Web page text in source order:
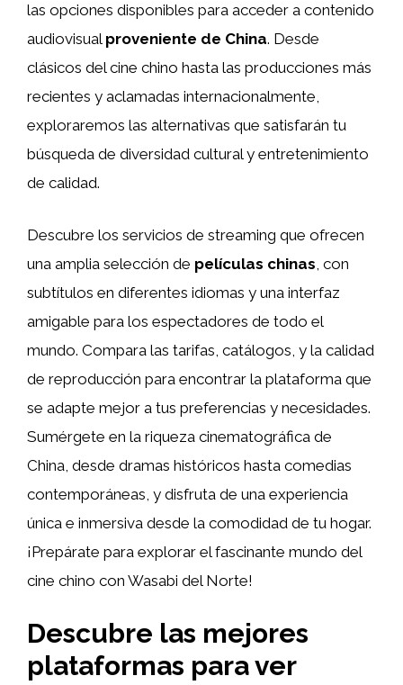
las opciones disponibles para acceder a contenido
audiovisual proveniente de China. Desde
clásicos del cine chino hasta las producciones más
recientes y aclamadas internacionalmente,
exploraremos las alternativas que satisfarán tu
búsqueda de diversidad cultural y entretenimiento
de calidad.
Descubre los servicios de streaming que ofrecen
una amplia selección de películas chinas , con
subtítulos en diferentes idiomas y una interfaz
amigable para los espectadores de todo el
mundo. Compara las tarifas, catálogos, y la calidad
de reproducción para encontrar la plataforma que
se adapte mejor a tus preferencias y necesidades.
Sumérgete en la riqueza cinematográfica de
China, desde dramas históricos hasta comedias
contemporáneas, y disfruta de una experiencia
única e inmersiva desde la comodidad de tu hogar.
¡Prepárate para explorar el fascinante mundo del
cine chino con Wasabi del Norte!
Descubre las mejores
plataformas para ver